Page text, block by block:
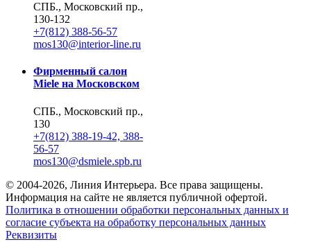
СПБ., Московский пр.,
130-132
+7(812) 388-56-57
mos130@interior-line.ru
Фирменный салон
Miele на Московском
СПБ., Московский пр.,
130
+7(812) 388-19-42, 388-
56-57
mos130@dsmiele.spb.ru
© 2004-2026, Линия Интерьера. Все права защищены.
Информация на сайте не является публичной офертой.
Политика в отношении обработки персональных данных и
согласие субъекта на обработку персональных данных
Реквизиты